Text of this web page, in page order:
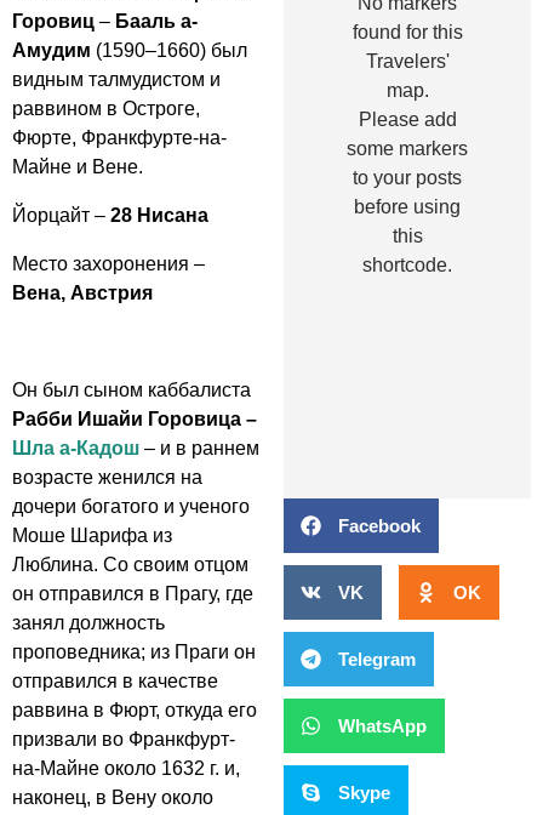
Горовиц – Бааль а-
Амудим (1590–1660) был
видным талмудистом и
раввином в Остроге,
Фюрте, Франкфурте-на-
Майне и Вене.
Йорцайт – 28 Нисана
Место захоронения –
Вена, Австрия
Он был сыном каббалиста
Рабби Ишайи Горовица –
Шла а-Кадош – и в раннем
возрасте женился на
дочери богатого и ученого
Моше Шарифа из
Люблина. Со своим отцом
он отправился в Прагу, где
занял должность
проповедника; из Праги он
отправился в качестве
раввина в Фюрт, откуда его
призвали во Франкфурт-
на-Майне около 1632 г. и,
наконец, в Вену около
found for this
Travelers'
map.
Please add
some markers
to your posts
before using
this
shortcode.
Facebook
VK OK
Telegram
WhatsApp
Skype